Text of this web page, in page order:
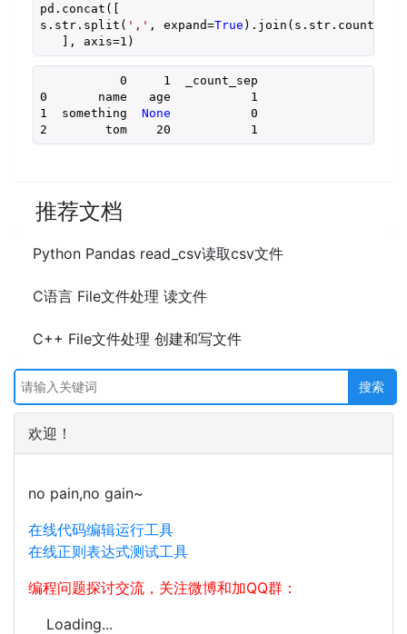
pd.concat([
s.str.split( ',' , expand=True ).join(s.str.count(
], axis=1 )
0 1
_count_sep
0       name   age 1
1
something None
0
2 tom 20 1
推荐文档
Python Pandas read_csv读取csv文件
C语言 File文件处理 读文件
C++ File文件处理 创建和写文件
欢迎！
no pain,no gain~
在线代码编辑运行工具
在线正则表达式测试工具
编程问题探讨交流，关注微博和加QQ群：
Loading...